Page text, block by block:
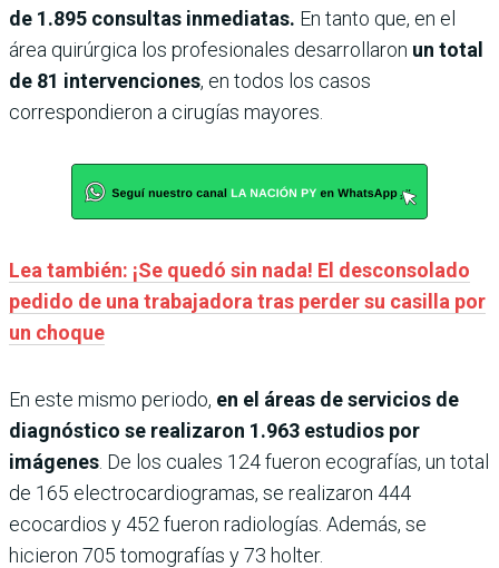
de 1.895 consultas inmediatas. En tanto que, en el
área quirúrgica los profesionales desarrollaron un total
de 81 intervenciones, en todos los casos
correspondieron a cirugías mayores.
Lea también: ¡Se quedó sin nada! El desconsolado
pedido de una trabajadora tras perder su casilla por
un choque
En este mismo periodo, en el áreas de servicios de
diagnóstico se realizaron 1.963 estudios por
imágenes . De los cuales 124 fueron ecografías, un total
de 165 electrocardiogramas, se realizaron 444
ecocardios y 452 fueron radiologías. Además, se
hicieron 705 tomografías y 73 holter.